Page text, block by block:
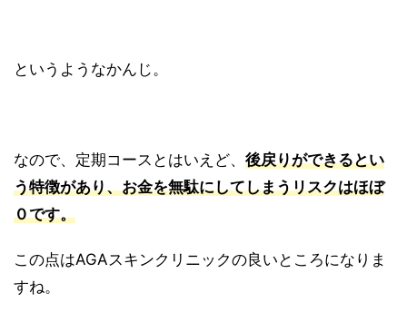
というようなかんじ。
なので、定期コースとはいえど、 後戻りができるとい
う特徴があり、お金を無駄にしてしまうリスクはほぼ
０です。
この点はAGAスキンクリニックの良いところになりま
すね。